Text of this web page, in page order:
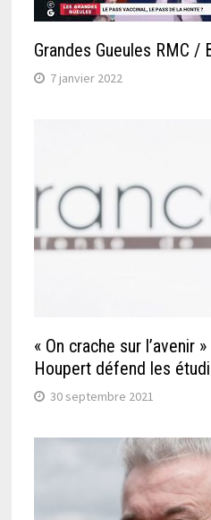
Grandes Gueules RMC /
7 janvier 2022
« On crache sur l’avenir
Houpert défend les
30 septembre 2021